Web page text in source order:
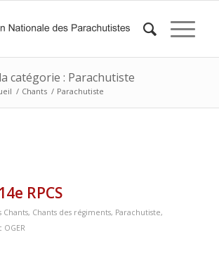
catégorie : Parachutiste
/ Chants / Parachutiste
RPCS
Chants, Chants des régiments, Parachutiste,
OGER